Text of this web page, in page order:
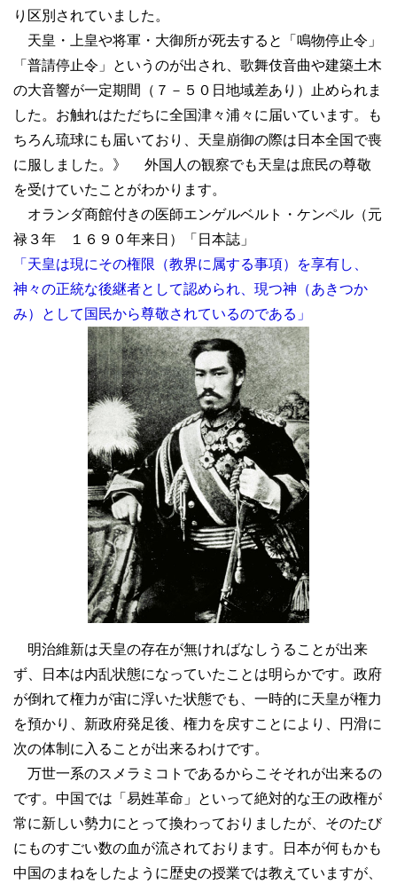
り区別されていました。
天皇・上皇や将軍・大御所が死去すると「鳴物停止令」
「普請停止令」というのが出され、歌舞伎音曲や建築土木
の大音響が一定期間（７－５０日地域差あり）止められま
した。お触れはただちに全国津々浦々に届いています。も
ちろん琉球にも届いており、天皇崩御の際は日本全国で喪
に服しました。》 外国人の観察でも天皇は庶民の尊敬
を受けていたことがわかります。
オランダ商館付きの医師エンゲルベルト・ケンペル（元
禄３年 １６９０年来日）「日本誌」
「天皇は現にその権限（教界に属する事項）を享有し、
神々の正統な後継者として認められ、現つ神（あきつか
み）として国民から尊敬されているのである」
明治維新は天皇の存在が無ければなしうることが出来
ず、日本は内乱状態になっていたことは明らかです。政府
が倒れて権力が宙に浮いた状態でも、一時的に天皇が権力
を預かり、新政府発足後、権力を戻すことにより、円滑に
次の体制に入ることが出来るわけです。
万世一系のスメラミコトであるからこそそれが出来るの
です。中国では「易姓革命」といって絶対的な王の政権が
常に新しい勢力にとって換わっておりましたが、そのたび
にものすごい数の血が流されております。日本が何もかも
中国のまねをしたように歴史の授業では教えていますが、